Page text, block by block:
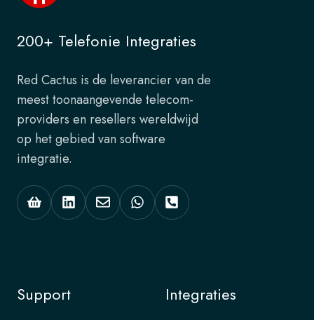
200+ Telefonie Integraties
Red Cactus is de leverancier van de
meest toonaangevende telecom-
providers en resellers wereldwijd
op het gebied van software
integratie.
Support Integraties